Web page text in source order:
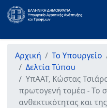
Αρχική Το Υπουργείο
Δελτία Τύπου
ΥπΑΑΤ, Κώστας
πρωτογενή τομέα - Το
ανθεκτικότητας και